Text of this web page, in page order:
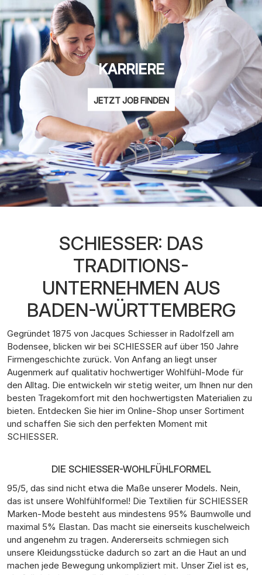
KARRIERE
JETZT JOB FINDEN
SCHIESSER: DAS
TRADITIONS-
UNTERNEHMEN AUS
BADEN-WÜRTTEMBERG
Gegründet 1875 von Jacques Schiesser in Radolfzell am
Bodensee, blicken wir bei SCHIESSER auf über 150 Jahre
Firmengeschichte zurück. Von Anfang an liegt unser
Augenmerk auf qualitativ hochwertiger Wohlfühl-Mode für
den Alltag. Die entwickeln wir stetig weiter, um Ihnen nur den
besten Tragekomfort mit den hochwertigsten Materialien zu
bieten. Entdecken Sie hier im Online-Shop unser Sortiment
und schaffen Sie sich den perfekten Moment mit
SCHIESSER.
DIE SCHIESSER-WOHLFÜHLFORMEL
95/5, das sind nicht etwa die Maße unserer Models. Nein,
das ist unsere Wohlfühlformel! Die Textilien für SCHIESSER
Marken-Mode besteht aus mindestens 95% Baumwolle und
maximal 5% Elastan. Das macht sie einerseits kuschelweich
und angenehm zu tragen. Andererseits schmiegen sich
unsere Kleidungsstücke dadurch so zart an die Haut an und
machen jede Bewegung unkompliziert mit. Unser Ziel ist es,